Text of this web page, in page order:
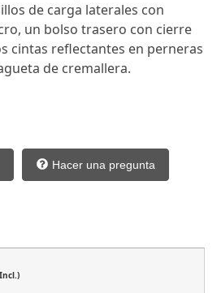
de carga laterales con
un bolso trasero con cierre
cintas reflectantes en perneras
de cremallera.
Hacer una pregunta